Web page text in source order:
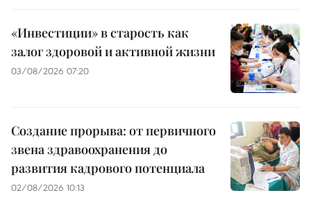
«Инвестиции» в старость как
залог здоровой и активной жизни
03/08/2026 07:20
Создание прорыва: от первичного
звена здравоохранения до
развития кадрового потенциала
02/08/2026 10:13